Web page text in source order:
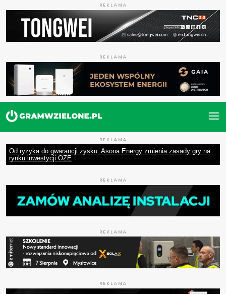
REKLAMA
REKLAMA
REKLAMA
Od ryzyka do gwarancji zysku. Asona Energy zmienia zasady gry na
rynku inwestycji OZE
REKLAMA
REKLAMA
REKLAMA